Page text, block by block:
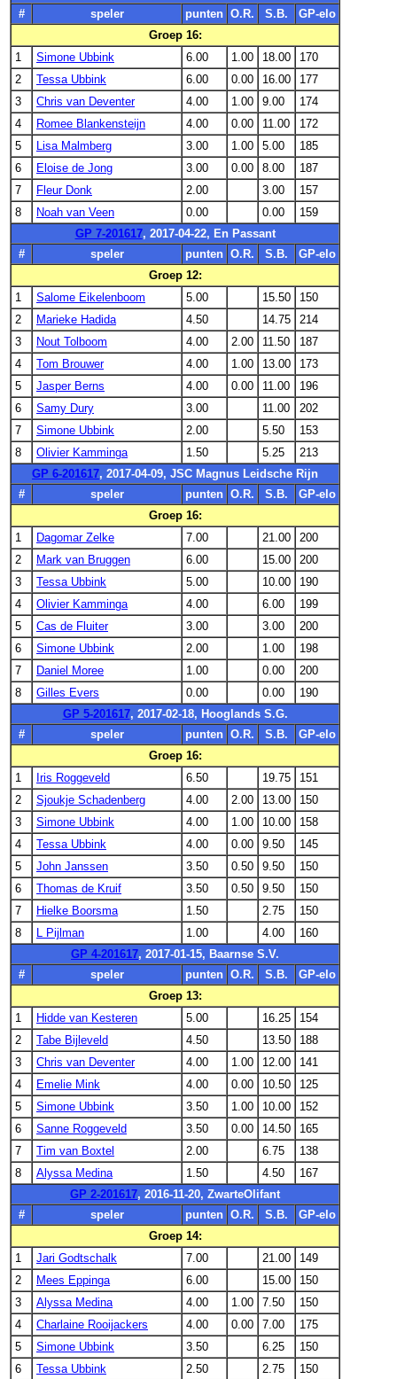
#
speler punten O.R. S.B.
GP-elo
Groep 16:
1
Simone Ubbink 6.00 1.00 18.00
170
2
Tessa Ubbink 6.00 0.00 16.00
177
3
Chris van Deventer 4.00 1.00 9.00
174
4
Romee Blankensteijn 4.00 0.00 11.00
172
5
Lisa Malmberg 3.00 1.00 5.00
185
6
Eloise de Jong 3.00 0.00 8.00
187
7
Fleur Donk 2.00 3.00
157
8
Noah van Veen 0.00 0.00
159
GP 7-201617, 2017-04-22, En Passant
#
speler punten O.R. S.B.
GP-elo
Groep 12:
1
Salome Eikelenboom 5.00 15.50
150
2
Marieke Hadida 4.50 14.75
214
3
Nout Tolboom 4.00 2.00 11.50
187
4
Tom Brouwer 4.00 1.00 13.00
173
5
Jasper Berns 4.00 0.00 11.00
196
6
Samy Dury 3.00 11.00
202
7
Simone Ubbink 2.00 5.50
153
8
Olivier Kamminga 1.50 5.25
213
GP 6-201617, 2017-04-09, JSC Magnus Leidsche Rijn
#
speler punten O.R. S.B.
GP-elo
Groep 16:
1
Dagomar Zelke 7.00 21.00
200
2
Mark van Bruggen 6.00 15.00
200
3
Tessa Ubbink 5.00 10.00
190
4
Olivier Kamminga 4.00 6.00
199
5
Cas de Fluiter 3.00 3.00
200
6
Simone Ubbink 2.00 1.00
198
7
Daniel Moree 1.00 0.00
200
8
Gilles Evers 0.00 0.00
190
GP 5-201617, 2017-02-18, Hooglands S.G.
#
speler punten O.R. S.B.
GP-elo
Groep 16:
1
Iris Roggeveld 6.50 19.75
151
2
Sjoukje Schadenberg 4.00 2.00 13.00
150
3
Simone Ubbink 4.00 1.00 10.00
158
4
Tessa Ubbink 4.00 0.00 9.50
145
5
John Janssen 3.50 0.50 9.50
150
6
Thomas de Kruif 3.50 0.50 9.50
150
7
Hielke Boorsma 1.50 2.75
150
8
L Pijlman 1.00 4.00
160
GP 4-201617, 2017-01-15, Baarnse S.V.
#
speler punten O.R. S.B.
GP-elo
Groep 13:
1
Hidde van Kesteren 5.00 16.25
154
2
Tabe Bijleveld 4.50 13.50
188
3
Chris van Deventer 4.00 1.00 12.00
141
4
Emelie Mink 4.00 0.00 10.50
125
5
Simone Ubbink 3.50 1.00 10.00
152
6
Sanne Roggeveld 3.50 0.00 14.50
165
7
Tim van Boxtel 2.00 6.75
138
8
Alyssa Medina 1.50 4.50
167
GP 2-201617, 2016-11-20, ZwarteOlifant
#
speler punten O.R. S.B.
GP-elo
Groep 14:
1
Jari Godtschalk 7.00 21.00
149
2
Mees Eppinga 6.00 15.00
150
3
Alyssa Medina 4.00 1.00 7.50
150
4
Charlaine Rooijackers 4.00 0.00 7.00
175
5
Simone Ubbink 3.50 6.25
150
6
Tessa Ubbink 2.50 2.75
150